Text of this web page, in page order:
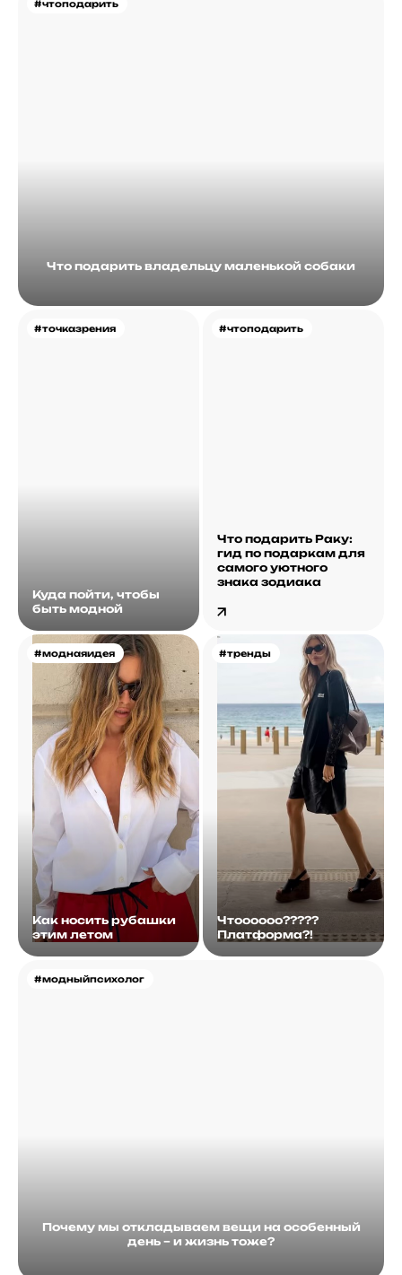
#чтоподарить
Что подарить владельцу маленькой собаки
#точказрения
Куда пойти, чтобы
быть модной
#чтоподарить
Что подарить Раку:
гид по подаркам для
самого уютного
знака зодиака
#моднаяидея
Как носить рубашки
этим летом
#тренды
Чтоооооо?????
Платформа?!
#модныйпсихолог
Почему мы откладываем вещи на особенный
день – и жизнь тоже?